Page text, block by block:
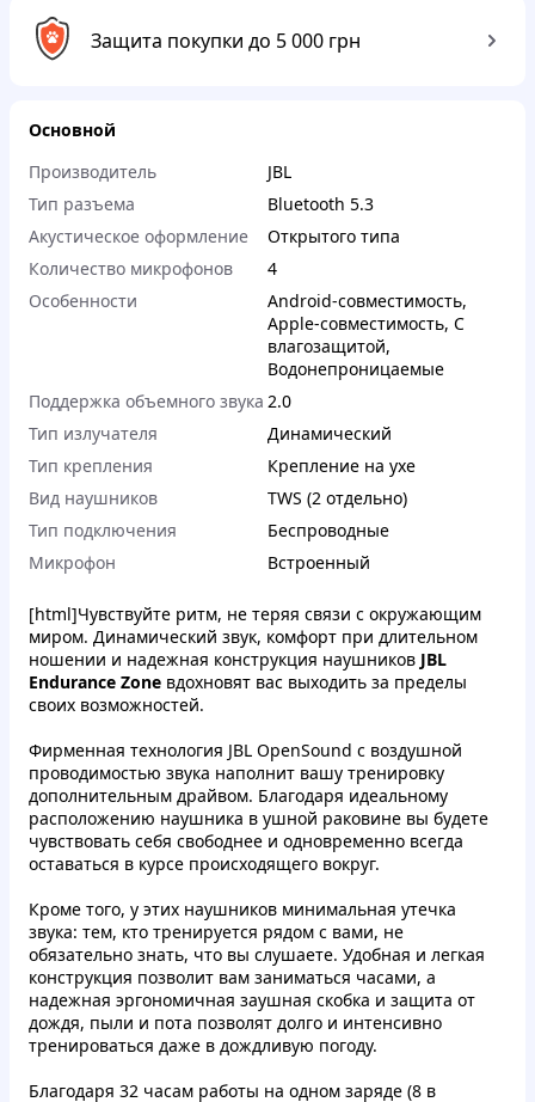
Защита покупки до 5 000 грн
Основной
Производитель
JBL
Тип разъема
Bluetooth 5.3
Акустическое оформление
Открытого типа
Количество микрофонов
4
Особенности
Android-совместимость,
Apple-совместимость, С
влагозащитой,
Водонепроницаемые
Поддержка объемного звука 2.0
Тип излучателя
Динамический
Тип крепления
Крепление на ухе
Вид наушников
TWS (2 отдельно)
Тип подключения
Беспроводные
Микрофон
Встроенный
[html]Чувствуйте ритм, не теряя связи с окружающим
миром. Динамический звук, комфорт при длительном
ношении и надежная конструкция наушников JBL
Endurance Zone вдохновят вас выходить за пределы
своих возможностей.
Фирменная технология JBL OpenSound с воздушной
проводимостью звука наполнит вашу тренировку
дополнительным драйвом. Благодаря идеальному
расположению наушника в ушной раковине вы будете
чувствовать себя свободнее и одновременно всегда
оставаться в курсе происходящего вокруг.
Кроме того, у этих наушников минимальная утечка
звука: тем, кто тренируется рядом с вами, не
обязательно знать, что вы слушаете. Удобная и легкая
конструкция позволит вам заниматься часами, а
надежная эргономичная заушная скобка и защита от
дождя, пыли и пота позволят долго и интенсивно
тренироваться даже в дождливую погоду.
Благодаря 32 часам работы на одном заряде (8 в